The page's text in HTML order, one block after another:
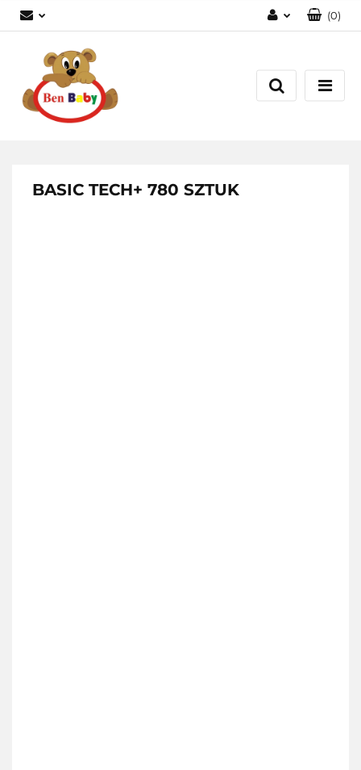
Zarejestruj się
Dodaj zgłoszenie
(0)
BASIC TECH+ 780 SZTUK